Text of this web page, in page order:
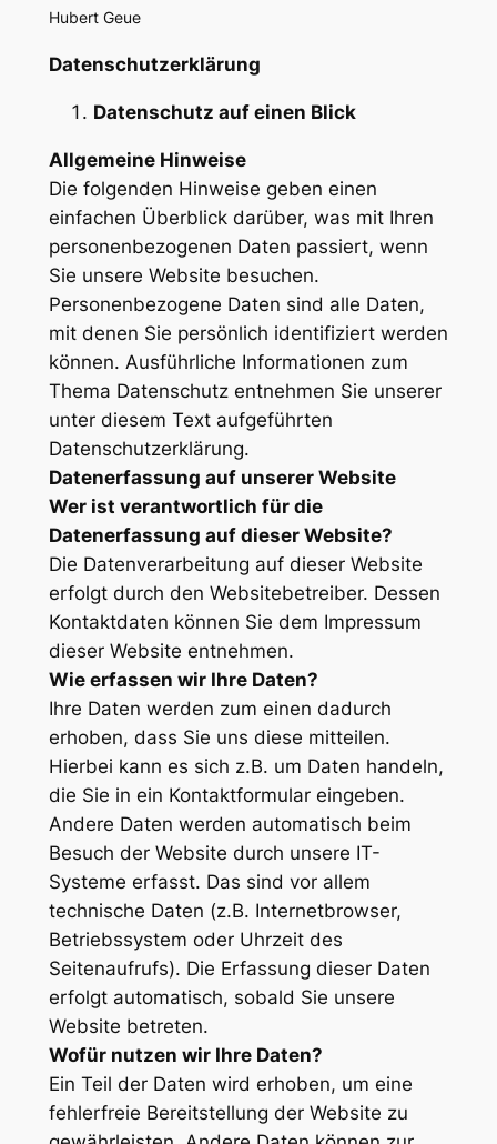
Hubert Geue
Datenschutzerklärung
Datenschutz auf einen Blick
Allgemeine Hinweise
Die folgenden Hinweise geben einen
einfachen Überblick darüber, was mit Ihren
personenbezogenen Daten passiert, wenn
Sie unsere Website besuchen.
Personenbezogene Daten sind alle Daten,
mit denen Sie persönlich identifiziert werden
können. Ausführliche Informationen zum
Thema Datenschutz entnehmen Sie unserer
unter diesem Text aufgeführten
Datenschutzerklärung.
Datenerfassung auf unserer Website
Wer ist verantwortlich für die
Datenerfassung auf dieser Website?
Die Datenverarbeitung auf dieser Website
erfolgt durch den Websitebetreiber. Dessen
Kontaktdaten können Sie dem Impressum
dieser Website entnehmen.
Wie erfassen wir Ihre Daten?
Ihre Daten werden zum einen dadurch
erhoben, dass Sie uns diese mitteilen.
Hierbei kann es sich z.B. um Daten handeln,
die Sie in ein Kontaktformular eingeben.
Andere Daten werden automatisch beim
Besuch der Website durch unsere IT-
Systeme erfasst. Das sind vor allem
technische Daten (z.B. Internetbrowser,
Betriebssystem oder Uhrzeit des
Seitenaufrufs). Die Erfassung dieser Daten
erfolgt automatisch, sobald Sie unsere
Website betreten.
Wofür nutzen wir Ihre Daten?
Ein Teil der Daten wird erhoben, um eine
fehlerfreie Bereitstellung der Website zu